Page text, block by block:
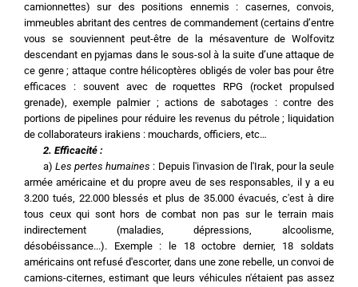
camionnettes) sur des positions ennemis : casernes, convois,
immeubles abritant des centres de commandement (certains d’entre
vous se souviennent peut-être de la mésaventure de Wolfovitz
descendant en pyjamas dans le sous-sol à la suite d’une attaque de
ce genre ; attaque contre hélicoptères obligés de voler bas pour être
efficaces : souvent avec de roquettes RPG (rocket propulsed
grenade), exemple palmier ; actions de sabotages : contre des
portions de pipelines pour réduire les revenus du pétrole ; liquidation
de collaborateurs irakiens : mouchards, officiers, etc…
2. Efficacité :
	a)
Les pertes humaines : Depuis l'invasion de l'Irak, pour la seule
armée américaine et du propre aveu de ses responsables, il y a eu
3.200 tués, 22.000 blessés et plus de 35.000 évacués, c'est à dire
tous ceux qui sont hors de combat non pas sur le terrain mais
indirectement (maladies, dépressions, alcoolisme,
désobéissance...). Exemple : le 18 octobre dernier, 18 soldats
américains ont refusé d'escorter, dans une zone rebelle, un convoi de
camions-citernes, estimant que leurs véhicules n'étaient pas assez